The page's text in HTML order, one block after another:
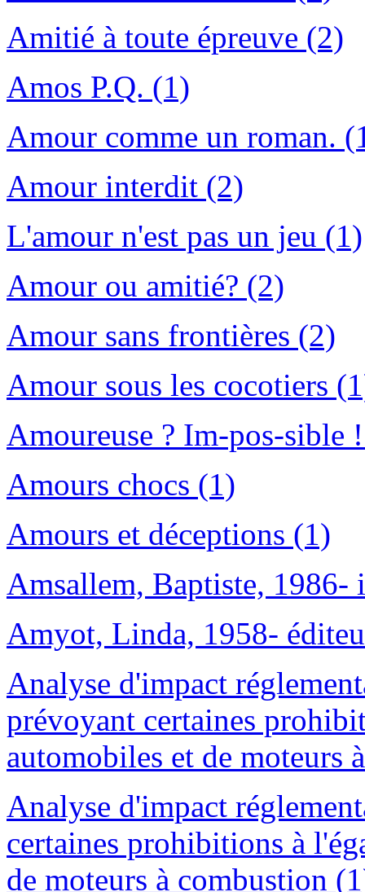
Amitié à toute épreuve (2)
Amos P.Q. (1)
Amour comme un roman.
Amour interdit (2)
L'amour n'est pas un jeu (1)
Amour ou amitié? (2)
Amour sans frontières (2)
Amour sous les cocotiers
Amoureuse ? Im-pos-sible
Amours chocs (1)
Amours et déceptions (1)
Amsallem, Baptiste, 1986-
Amyot, Linda, 1958-
Analyse d'impact
prévoyant certaines
automobiles et de moteurs
Analyse d'impact
certaines prohibitions à
de moteurs à combustion